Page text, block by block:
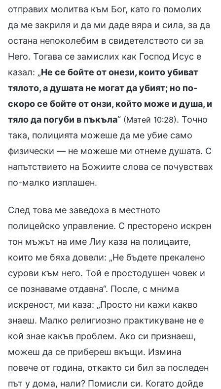
отправих молитва към Бог, като го помолих
да ме закриля и да ми даде вяра и сила, за да
остана непоколебим в свидетелството си за
Него. Тогава се замислих как Господ Исус е
казал: „Не се бойте от онези, които убиват
тялото, а душата не могат да убият; но по-
скоро се бойте от онзи, който може и душа, и
тяло да погуби в пъкъла“ (Матей 10:28). Точно
така, полицията можеше да ме убие само
физически — не можеше ми отнеме душата. С
напътствието на Божиите слова се почувствах
по-малко изплашен.
След това ме заведоха в местното
полицейско управление. С престорено искрен
тон мъжът на име Лиу каза на полицаите,
които ме бяха довели: „Не бъдете прекалено
сурови към него. Той е простодушен човек и
се познаваме отдавна“. После, с мнима
искреност, ми каза: „Просто ни кажи какво
знаеш. Малко религиозно практикуване не е
кой знае какъв проблем. Ако си признаеш,
можеш да се прибереш вкъщи. Измина
повече от година, откакто си бил за последен
път у дома, нали? Помисли си. Когато дойде